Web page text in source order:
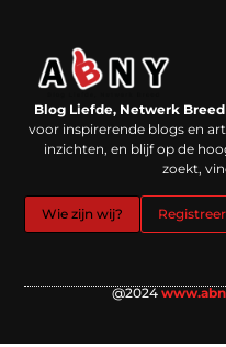
Blog Liefde, Netwerk Breed
voor inspirerende blogs en
inzichten, en blijf op de
zoekt,
Wie zijn wij? Registreer
@2024